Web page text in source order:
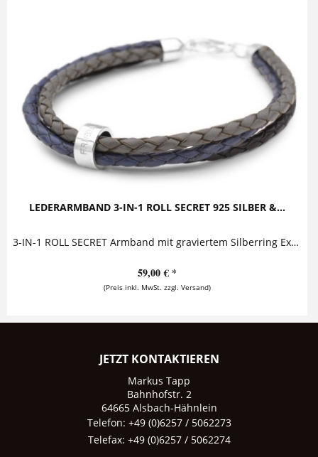
LEDERARMBAND 3-IN-1 ROLL SECRET 925 SILBER &...
3-IN-1 ROLL SECRET Armband mit graviertem Silberring Exklusives Lederarmband mit Gravur, welches aus drei farbigen Lederbändern besteht. Die...
59,00 € *
(Preis inkl. MwSt. zzgl. Versand)
JETZT KONTAKTIEREN
Markus Tapp
Bahnhofstr. 2
64665 Alsbach-Hähnlein
Telefon: +49 (0)6257 / 5062273
Telefax: +49 (0)6257 / 5062274